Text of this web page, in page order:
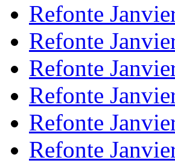
Refonte
Refonte
Refonte
Refonte
Refonte
Refonte